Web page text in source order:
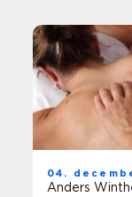
04.
Anders